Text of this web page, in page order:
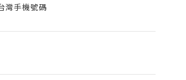
灣手機號碼